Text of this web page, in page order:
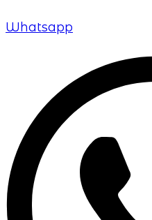
Whatsapp